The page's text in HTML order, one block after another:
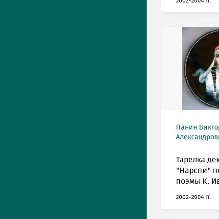
Панин
Тарелка
"Нарспи"
поэмы К.
2002-2004 гг.